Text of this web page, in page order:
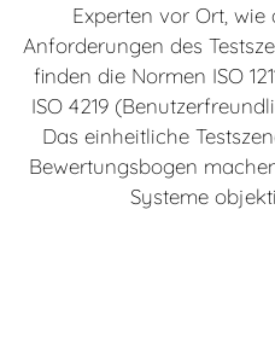
Experten vor Ort, wie
Anforderungen des
finden die Normen ISO
ISO 4219
Das einheitliche
Bewertungsbogen
Systeme